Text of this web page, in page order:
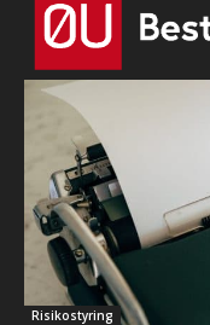
Risikostyring